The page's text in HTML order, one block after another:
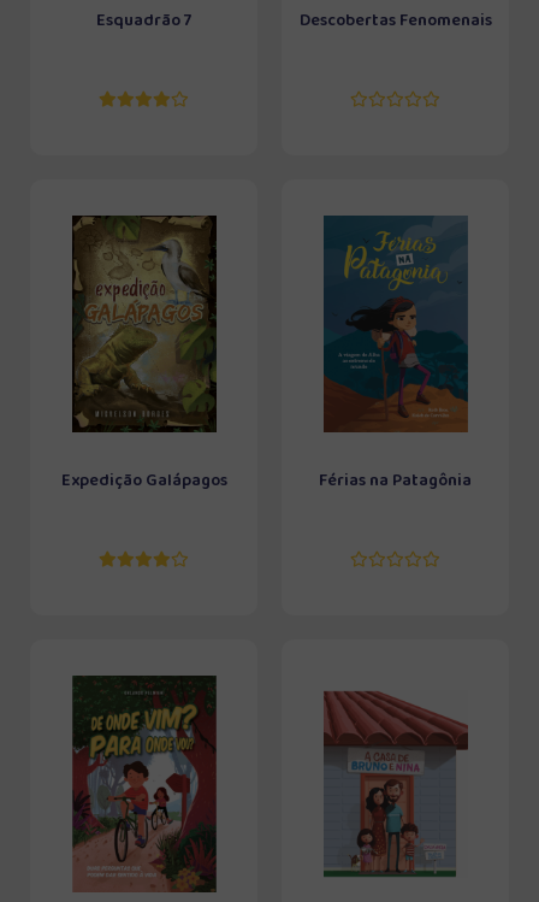
Esquadrão 7 Descobertas Fenomenais
Expedição Galápagos Férias na Patagônia